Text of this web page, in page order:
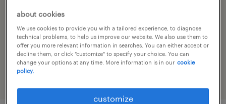
job category
engineering
about cookies
We use cookies to provide you with a tailored experience, to diagnose
technical problems, to help us improve our website. We also use them to
offer you more relevant information in searches. You can either accept or
decline them, or click "customize" to specify your choice. You can
change your options at any time. More information is in our cookie
policy.
customize